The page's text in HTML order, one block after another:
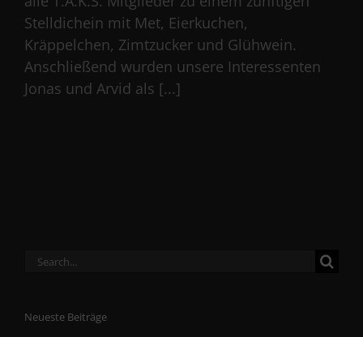
Stelldichein mit Met, Eierkuchen,
Kräppelchen, Zimtzucker und Glühwein.
Anschließend wurden unsere Interessenten
Jonas und Arvid als [...]
Search
Neueste Beiträge